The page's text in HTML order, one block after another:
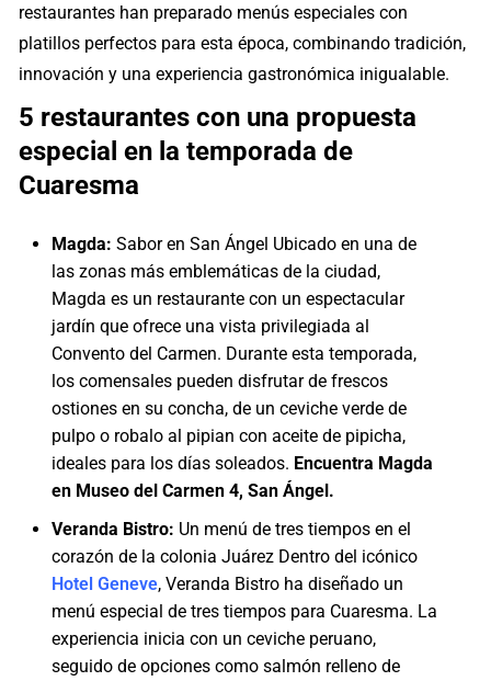
restaurantes han preparado menús especiales con
platillos perfectos para esta época, combinando tradición,
innovación y una experiencia gastronómica inigualable.
5 restaurantes con una propuesta
especial en la temporada de
Cuaresma
Magda: Sabor en San Ángel Ubicado en una de
las zonas más emblemáticas de la ciudad,
Magda es un restaurante con un espectacular
jardín que ofrece una vista privilegiada al
Convento del Carmen. Durante esta temporada,
los comensales pueden disfrutar de frescos
ostiones en su concha, de un ceviche verde de
pulpo o robalo al pipian con aceite de pipicha,
ideales para los días soleados. Encuentra Magda
en Museo del Carmen 4, San Ángel.
Veranda Bistro: Un menú de tres tiempos en el
corazón de la colonia Juárez Dentro del icónico
Hotel Geneve, Veranda Bistro ha diseñado un
menú especial de tres tiempos para Cuaresma. La
experiencia inicia con un ceviche peruano,
seguido de opciones como salmón relleno de